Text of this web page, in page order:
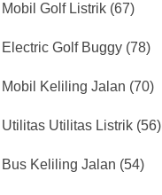
Mobil Golf Listrik (67)
Electric Golf Buggy (78)
Mobil Keliling Jalan (70)
Utilitas Utilitas Listrik (56)
Bus Keliling Jalan (54)